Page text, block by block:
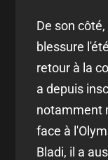
De son
blessure
retour à la
a depuis
notamment
face à
Bladi, il a